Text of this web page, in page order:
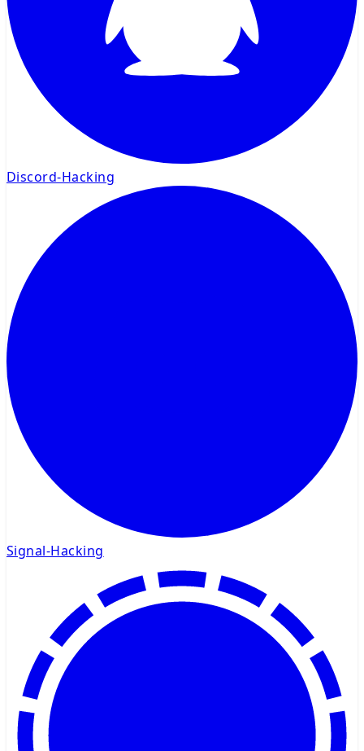
Discord-Hacking
Signal-Hacking